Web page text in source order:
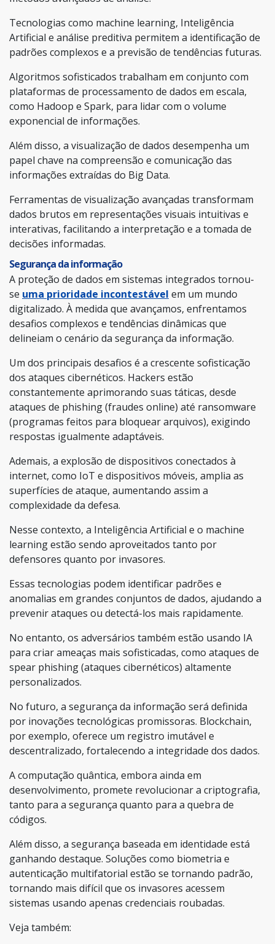
Tecnologias como machine learning, Inteligência
Artificial e análise preditiva permitem a identificação de
padrões complexos e a previsão de tendências futuras.
Algoritmos sofisticados trabalham em conjunto com
plataformas de processamento de dados em escala,
como Hadoop e Spark, para lidar com o volume
exponencial de informações.
Além disso, a visualização de dados desempenha um
papel chave na compreensão e comunicação das
informações extraídas do Big Data.
Ferramentas de visualização avançadas transformam
dados brutos em representações visuais intuitivas e
interativas, facilitando a interpretação e a tomada de
decisões informadas.
Segurança da informação
A proteção de dados em sistemas integrados tornou-
se uma prioridade incontestável em um mundo
digitalizado. À medida que avançamos, enfrentamos
desafios complexos e tendências dinâmicas que
delineiam o cenário da segurança da informação.
Um dos principais desafios é a crescente sofisticação
dos ataques cibernéticos. Hackers estão
constantemente aprimorando suas táticas, desde
ataques de phishing (fraudes online) até ransomware
(programas feitos para bloquear arquivos), exigindo
respostas igualmente adaptáveis.
Ademais, a explosão de dispositivos conectados à
internet, como IoT e dispositivos móveis, amplia as
superfícies de ataque, aumentando assim a
complexidade da defesa.
Nesse contexto, a Inteligência Artificial e o machine
learning estão sendo aproveitados tanto por
defensores quanto por invasores.
Essas tecnologias podem identificar padrões e
anomalias em grandes conjuntos de dados, ajudando a
prevenir ataques ou detectá-los mais rapidamente.
No entanto, os adversários também estão usando IA
para criar ameaças mais sofisticadas, como ataques de
spear phishing (ataques cibernéticos) altamente
personalizados.
No futuro, a segurança da informação será definida
por inovações tecnológicas promissoras. Blockchain,
por exemplo, oferece um registro imutável e
descentralizado, fortalecendo a integridade dos dados.
A computação quântica, embora ainda em
desenvolvimento, promete revolucionar a criptografia,
tanto para a segurança quanto para a quebra de
códigos.
Além disso, a segurança baseada em identidade está
ganhando destaque. Soluções como biometria e
autenticação multifatorial estão se tornando padrão,
tornando mais difícil que os invasores acessem
sistemas usando apenas credenciais roubadas.
Veja também: